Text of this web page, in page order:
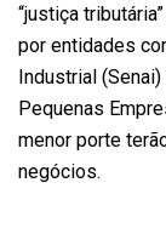
“justiça
por entidades
Industrial
Pequenas
menor porte
negócios.